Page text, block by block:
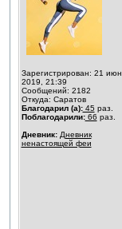
Зарегистрирован: 21 июн
2019, 21:39
Сообщений: 2182
Откуда: Саратов
Благодарил (а):45 раз.
Поблагодарили:66 раз.
Дневник: Дневник
ненастоящей феи